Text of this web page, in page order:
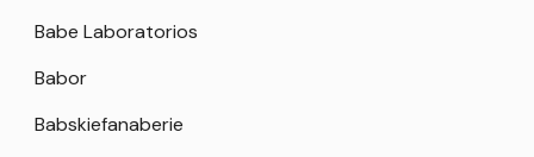
Babe Laboratorios
Babor
Babskiefanaberie